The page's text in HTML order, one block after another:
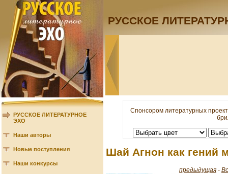
РУССКОЕ
РУССКОЕ ЛИТЕРАТУРНОЕ
ЭХО
Наши авторы
Новые поступления
Наши конкурсы
Спонсором литературных
Шай Агнон как гений
предыдущая -